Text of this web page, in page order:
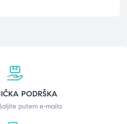
PODRŠKA
putem e-maila